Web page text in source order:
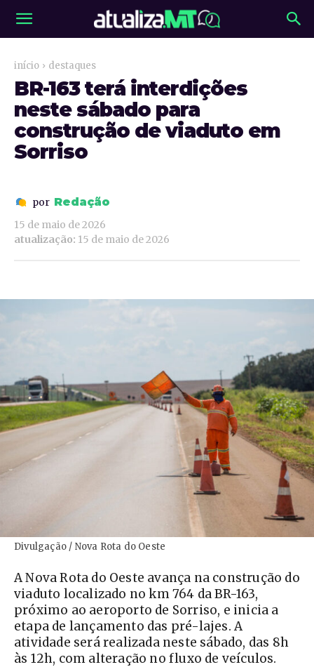
início destaques
BR-163 terá interdições
neste sábado para
construção de viaduto em
Sorriso
por Redação
15 de maio de 2026
atualização: 15 de maio de 2026
Divulgação / Nova Rota do Oeste
A Nova Rota do Oeste avança na construção do
viaduto localizado no km 764 da BR-163,
próximo ao aeroporto de Sorriso, e inicia a
etapa de lançamento das pré-lajes. A
atividade será realizada neste sábado, das 8h
às 12h, com alteração no fluxo de veículos.